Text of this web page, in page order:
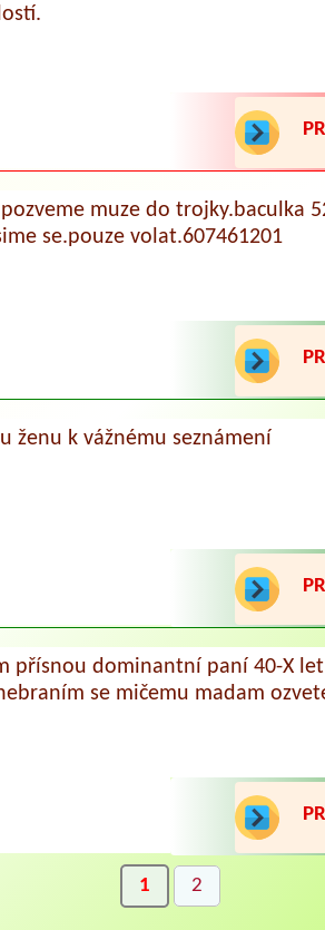
muze do trojky.baculka
se.pouze volat.607461201
ženu k vážnému seznámení
přísnou dominantní paní 40-X
se mičemu madam
1 2